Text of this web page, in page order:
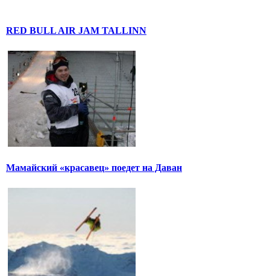
RED BULL AIR JAM TALLINN
Мамайский «красавец» поедет на Даван